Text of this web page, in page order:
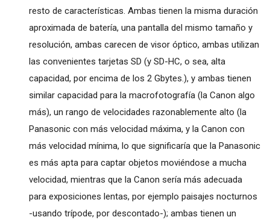
resto de características. Ambas tienen la misma duración
aproximada de batería, una pantalla del mismo tamaño y
resolución, ambas carecen de visor óptico, ambas utilizan
las convenientes tarjetas SD (y SD-HC, o sea, alta
capacidad, por encima de los 2 Gbytes.), y ambas tienen
similar capacidad para la macrofotografía (la Canon algo
más), un rango de velocidades razonablemente alto (la
Panasonic con más velocidad máxima, y la Canon con
más velocidad mínima, lo que significaría que la Panasonic
es más apta para captar objetos moviéndose a mucha
velocidad, mientras que la Canon sería más adecuada
para exposiciones lentas, por ejemplo paisajes nocturnos
-usando trípode, por descontado-); ambas tienen un